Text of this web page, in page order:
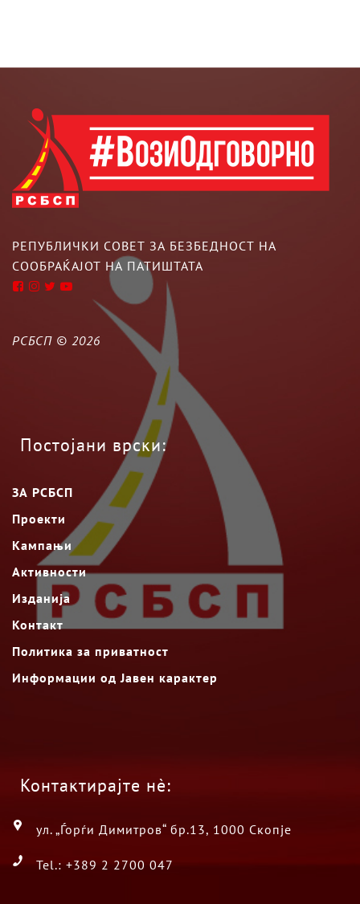
РЕПУБЛИЧКИ СОВЕТ ЗА БЕЗБЕДНОСТ НА
СООБРАЌАЈОТ НА ПАТИШТАТА
РСБСП © 2026
Постојани врски:
ЗА РСБСП
Проекти
Кампањи
Активности
Изданија
Контакт
Политика за приватност
Информации од Јавен карактер
Контактирајте нè:
ул. „Ѓорѓи Димитров“ бр.13, 1000 Скопје
Tel.: +389 2 2700 047